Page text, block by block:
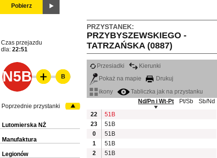
Pobierz
PRZYSTANEK:
PRZYBYSZEWSKIEGO -
TATRZAŃSKA (0887)
Czas przejazdu
dla: 22:51
N5B
Przesiadki
Kierunki
Pokaż na mapie
Drukuj
ikony
Tabliczka jak na przystanku
Nd/Pn i Wt-Pt
Pt/Sb
Sb/Nd
22
51B
23
51B
0
51B
1
51B
2
51B
B
Poprzednie przystanki
Lutomierska NŻ
Manufaktura
Legionów